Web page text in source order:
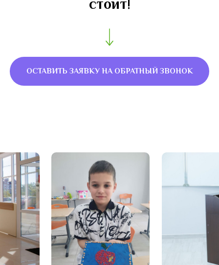
стоит!
ОСТАВИТЬ ЗАЯВКУ НА ОБРАТНЫЙ ЗВОНОК